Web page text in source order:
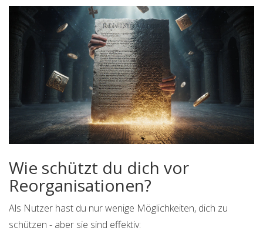
Wie schützt du dich vor
Reorganisationen?
Als Nutzer hast du nur wenige Möglichkeiten, dich zu
schützen - aber sie sind effektiv: